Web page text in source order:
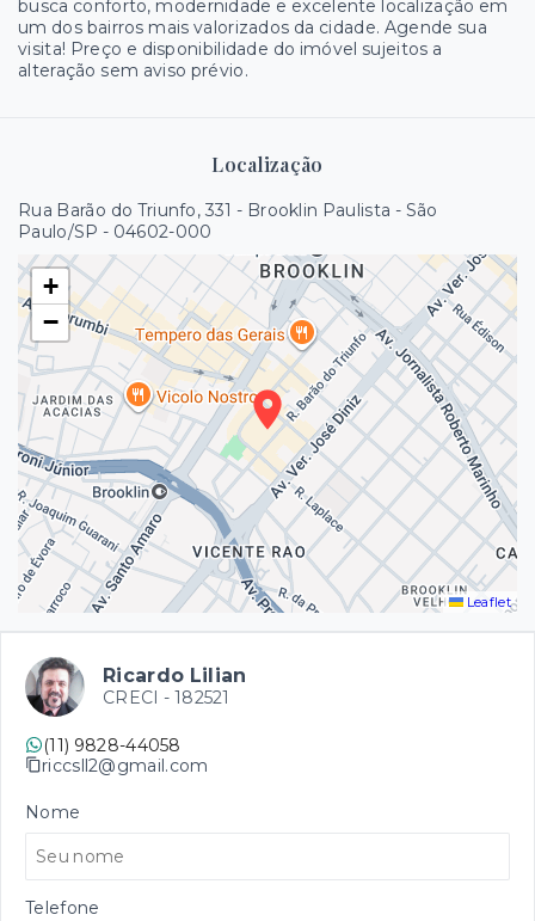
busca conforto, modernidade e excelente localização em
um dos bairros mais valorizados da cidade. Agende sua
visita! Preço e disponibilidade do imóvel sujeitos a
alteração sem aviso prévio.
Localização
Rua Barão do Triunfo, 331 - Brooklin Paulista - São
Paulo/SP - 04602-000
+
−
Leaflet
Ricardo Lilian
CRECI - 182521
(11) 9828-44058
riccsll2@gmail.com
Nome
Telefone